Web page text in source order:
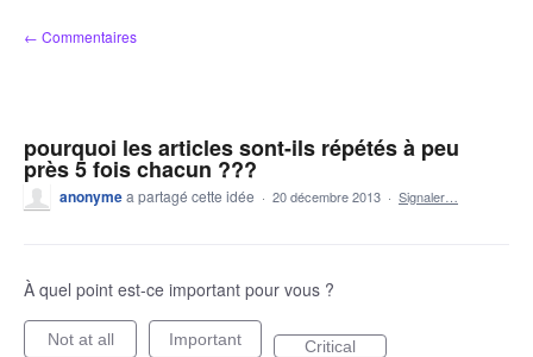
Aller
au
← Commentaires
pourquoi les articles sont-ils répétés à peu
près 5 fois chacun ???
anonymea partagé cette idée · 20 décembre 2013 · Signaler…
À quel point est-ce important pour vous ?
Not at all Important Critical